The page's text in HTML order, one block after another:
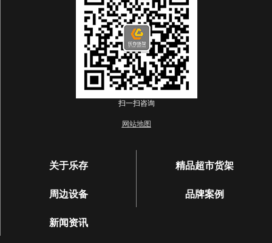
扫一扫咨询
网站地图
关于乐存 精品超市货架
周边设备 品牌案例
新闻资讯